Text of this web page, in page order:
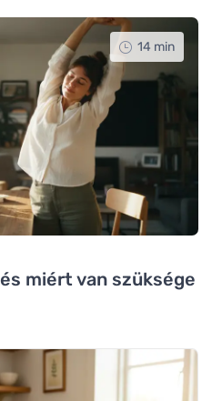
14 min
miért van szüksége